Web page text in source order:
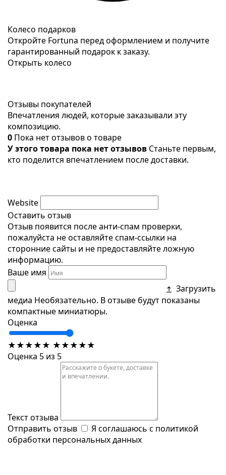
Колесо подарков
Откройте Fortuna перед оформлением и получите
гарантированный подарок к заказу.
Открыть колесо
Отзывы покупателей
Впечатления людей, которые заказывали эту
композицию.
0 Пока нет отзывов о товаре
У этого товара пока нет отзывов Станьте первым,
кто поделится впечатлением после доставки.
Website
Оставить отзыв
Отзыв появится после анти-спам проверки,
пожалуйста не оставляйте спам-ссылки на
сторонние сайты и не предоставляйте ложную
информацию.
Ваше имя
Загрузить
медиа Необязательно. В отзыве будут показаны
компактные миниатюры.
Оценка
★★★★★ ★★★★★
Оценка 5 из 5
Текст отзыва
Отправить отзыв
Я соглашаюсь с политикой
обработки персональных данных